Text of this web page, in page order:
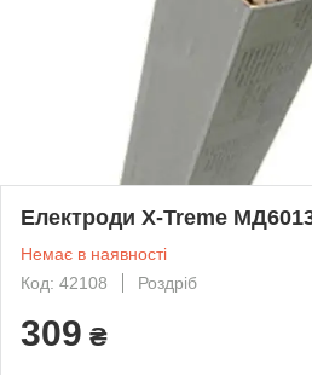
Електроди X-Treme
Немає в наявності
Код: 42108
Роздріб
309 ₴